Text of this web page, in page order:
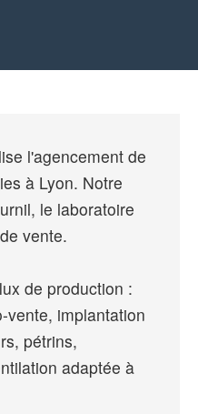
l'agencement de
à Lyon. Notre
le laboratoire
vente.
de production :
vente, implantation
pétrins,
adaptée à